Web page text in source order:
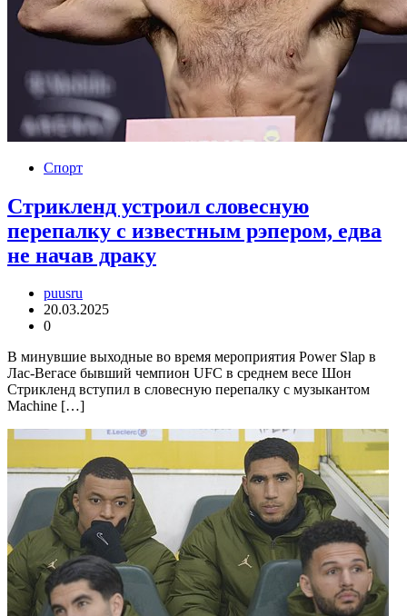
Спорт
Стрикленд устроил словесную
перепалку с известным рэпером, едва
не начав драку
puusru
20.03.2025
0
В минувшие выходные во время мероприятия Power Slap в
Лас-Вегасе бывший чемпион UFC в среднем весе Шон
Стрикленд вступил в словесную перепалку с музыкантом
Machine […]